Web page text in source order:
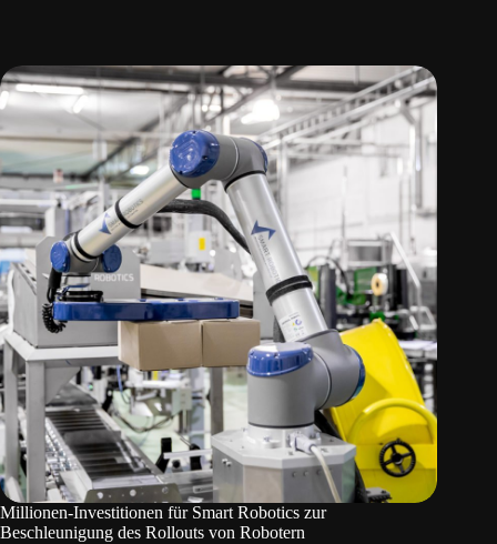
Millionen-Investitionen für Smart Robotics zur
Beschleunigung des Rollouts von Robotern